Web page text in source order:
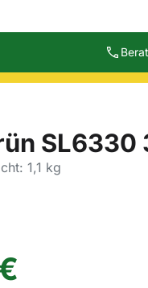
SL6330
1,1 kg